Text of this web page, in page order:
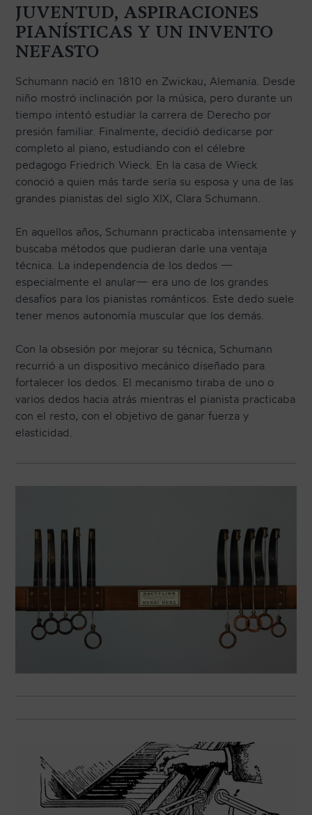
JUVENTUD, ASPIRACIONES
PIANÍSTICAS Y UN INVENTO
NEFASTO
Schumann nació en 1810 en Zwickau, Alemania. Desde
niño mostró inclinación por la música, pero durante un
tiempo intentó estudiar la carrera de Derecho por
presión familiar. Finalmente, decidió dedicarse por
completo al piano, estudiando con el célebre
pedagogo Friedrich Wieck. En la casa de Wieck
conoció a quien más tarde sería su esposa y una de las
grandes pianistas del siglo XIX, Clara Schumann.
En aquellos años, Schumann practicaba intensamente y
buscaba métodos que pudieran darle una ventaja
técnica. La independencia de los dedos —
especialmente el anular— era uno de los grandes
desafíos para los pianistas románticos. Este dedo suele
tener menos autonomía muscular que los demás.
Con la obsesión por mejorar su técnica, Schumann
recurrió a un dispositivo mecánico diseñado para
fortalecer los dedos. El mecanismo tiraba de uno o
varios dedos hacia atrás mientras el pianista practicaba
con el resto, con el objetivo de ganar fuerza y
elasticidad.